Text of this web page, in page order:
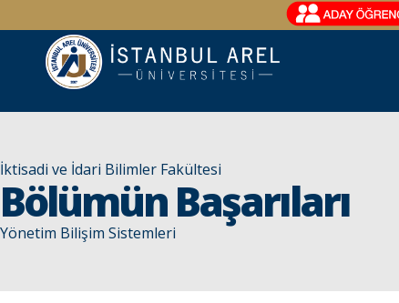
İktisadi ve İdari Bilimler Fakültesi
Bölümün Başarıları
Yönetim Bilişim Sistemleri